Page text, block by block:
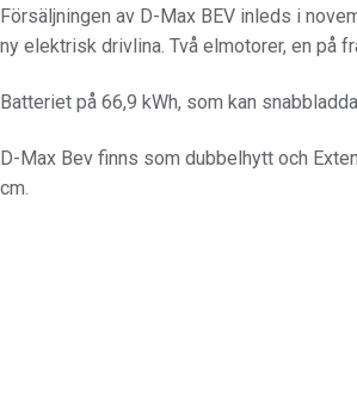
Försäljningen av D-Max BEV inleds i
ny elektrisk drivlina. Två elmotorer, en på
Batteriet på 66,9 kWh, som kan
D-Max Bev finns som dubbelhytt och
cm.